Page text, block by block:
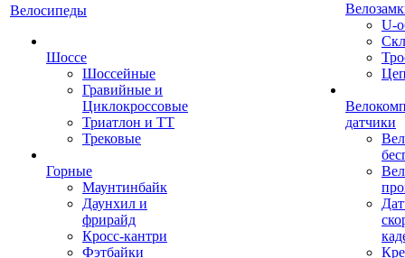
Велосипеды
Шоссе
Шоссейные
Гравийные и
Циклокроссовые
Триатлон и ТТ
Трековые
Горные
Маунтинбайк
Даунхил и
фрирайд
Кросс-кантри
Фэтбайки
U-
датчики